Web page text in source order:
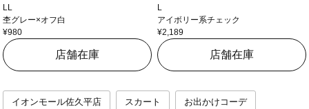
LL
杢グレー×オフ白
¥980
店舗在庫
L
アイボリー系チェック
¥2,189
店舗在庫
イオンモール佐久平店 スカート お出かけコーデ